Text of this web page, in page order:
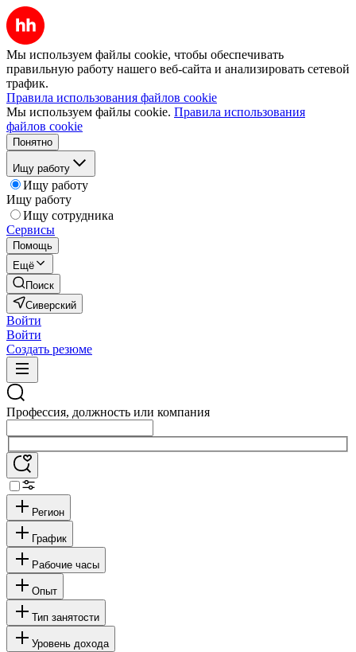
Мы используем файлы cookie, чтобы обеспечивать
правильную работу нашего веб-сайта и анализировать сетевой
трафик.
Правила использования файлов cookie
Мы используем файлы cookie. Правила использования
файлов cookie
Понятно
Ищу работу
Ищу работу
Ищу работу
Ищу сотрудника
Сервисы
Помощь
Ещё
Поиск
Сиверский
Войти
Войти
Создать резюме
Профессия, должность или компания
Регион
График
Рабочие часы
Опыт
Тип занятости
Уровень дохода